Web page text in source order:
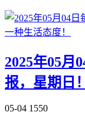
2025年05月
报，星期日
05-04 1550